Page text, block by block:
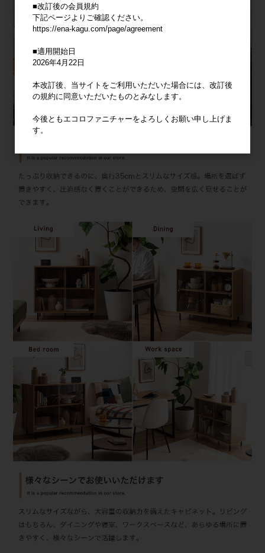
■改訂後の会員規約
下記ページよりご確認ください。
https://ena-kagu.com/page/agreement
■適用開始日
2026年4月22日
本改訂後、当サイトをご利用いただいた場合には、改訂後
の規約に同意いただいたものとみなします。
今後ともエコロファニチャーをよろしくお願い申し上げま
す。